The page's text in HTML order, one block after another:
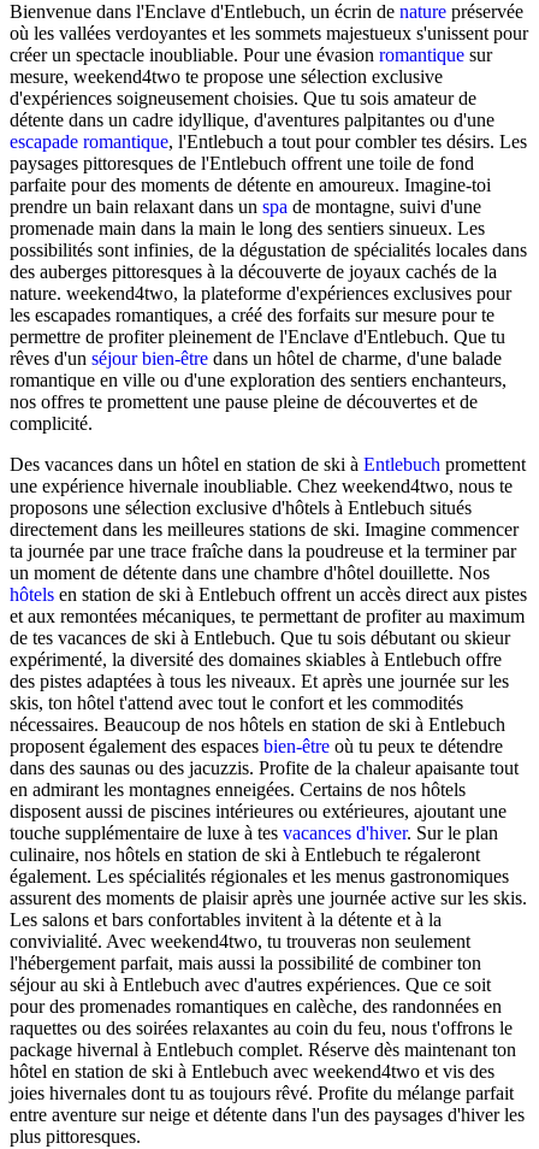
Bienvenue dans l'Enclave d'Entlebuch, un écrin de nature préservée
où les vallées verdoyantes et les sommets majestueux s'unissent pour
créer un spectacle inoubliable. Pour une évasion romantique sur
mesure, weekend4two te propose une sélection exclusive
d'expériences soigneusement choisies. Que tu sois amateur de
détente dans un cadre idyllique, d'aventures palpitantes ou d'une
escapade romantique, l'Entlebuch a tout pour combler tes désirs. Les
paysages pittoresques de l'Entlebuch offrent une toile de fond
parfaite pour des moments de détente en amoureux. Imagine-toi
prendre un bain relaxant dans un spa de montagne, suivi d'une
promenade main dans la main le long des sentiers sinueux. Les
possibilités sont infinies, de la dégustation de spécialités locales dans
des auberges pittoresques à la découverte de joyaux cachés de la
nature. weekend4two, la plateforme d'expériences exclusives pour
les escapades romantiques, a créé des forfaits sur mesure pour te
permettre de profiter pleinement de l'Enclave d'Entlebuch. Que tu
rêves d'un séjour bien-être dans un hôtel de charme, d'une balade
romantique en ville ou d'une exploration des sentiers enchanteurs,
nos offres te promettent une pause pleine de découvertes et de
complicité.
Des vacances dans un hôtel en station de ski à Entlebuch promettent
une expérience hivernale inoubliable. Chez weekend4two, nous te
proposons une sélection exclusive d'hôtels à Entlebuch situés
directement dans les meilleures stations de ski. Imagine commencer
ta journée par une trace fraîche dans la poudreuse et la terminer par
un moment de détente dans une chambre d'hôtel douillette. Nos
hôtels en station de ski à Entlebuch offrent un accès direct aux pistes
et aux remontées mécaniques, te permettant de profiter au maximum
de tes vacances de ski à Entlebuch. Que tu sois débutant ou skieur
expérimenté, la diversité des domaines skiables à Entlebuch offre
des pistes adaptées à tous les niveaux. Et après une journée sur les
skis, ton hôtel t'attend avec tout le confort et les commodités
nécessaires. Beaucoup de nos hôtels en station de ski à Entlebuch
proposent également des espaces bien-être où tu peux te détendre
dans des saunas ou des jacuzzis. Profite de la chaleur apaisante tout
en admirant les montagnes enneigées. Certains de nos hôtels
disposent aussi de piscines intérieures ou extérieures, ajoutant une
touche supplémentaire de luxe à tes vacances d'hiver. Sur le plan
culinaire, nos hôtels en station de ski à Entlebuch te régaleront
également. Les spécialités régionales et les menus gastronomiques
assurent des moments de plaisir après une journée active sur les skis.
Les salons et bars confortables invitent à la détente et à la
convivialité. Avec weekend4two, tu trouveras non seulement
l'hébergement parfait, mais aussi la possibilité de combiner ton
séjour au ski à Entlebuch avec d'autres expériences. Que ce soit
pour des promenades romantiques en calèche, des randonnées en
raquettes ou des soirées relaxantes au coin du feu, nous t'offrons le
package hivernal à Entlebuch complet. Réserve dès maintenant ton
hôtel en station de ski à Entlebuch avec weekend4two et vis des
joies hivernales dont tu as toujours rêvé. Profite du mélange parfait
entre aventure sur neige et détente dans l'un des paysages d'hiver les
plus pittoresques.